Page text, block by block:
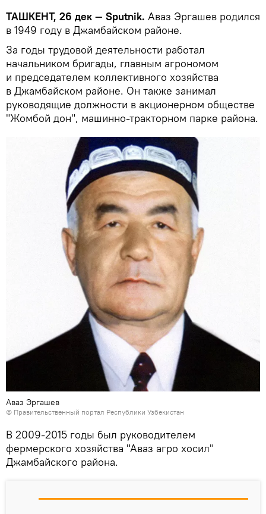
ТАШКЕНТ, 26 дек — Sputnik. Аваз Эргашев родился
в 1949 году в Джамбайском районе.
За годы трудовой деятельности работал
начальником бригады, главным агрономом
и председателем коллективного хозяйства
в Джамбайском районе. Он также занимал
руководящие должности в акционерном обществе
"Жомбой дон", машинно-тракторном парке района.
Аваз Эргашев
© Правительственный портал Республики Узбекистан
В 2009-2015 годы был руководителем
фермерского хозяйства "Аваз агро хосил"
Джамбайского района.